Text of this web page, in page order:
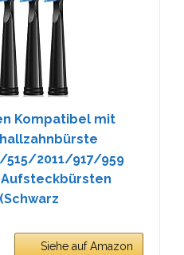
Kompatibel mit
2011/917/959
Siehe auf Amazon